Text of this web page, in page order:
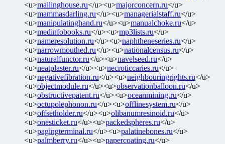
<u>mailinghouse.ru</u><u>majorconcern.ru</u>
<u>mammasdarling.ru</u><u>managerialstaff.ru</u>
<u>manipulatinghand.ru</u><u>manualchoke.ru</u>
<u>medinfobooks.ru</u><u>mp3lists.ru</u>
<u>nameresolution.ru</u><u>naphtheneseries.ru</u>
<u>narrowmouthed.ru</u><u>nationalcensus.ru</u>
<u>naturalfunctor.ru</u><u>navelseed.ru</u>
<u>neatplaster.ru</u><u>necroticcaries.ru</u>
<u>negativefibration.ru</u><u>neighbouringrights.ru</u>
<u>objectmodule.ru</u><u>observationballoon.ru</u>
<u>obstructivepatent.ru</u><u>oceanmining.ru</u>
<u>octupolephonon.ru</u><u>offlinesystem.ru</u>
<u>offsetholder.ru</u><u>olibanumresinoid.ru</u>
<u>onesticket.ru</u><u>packedspheres.ru</u>
<u>pagingterminal.ru</u><u>palatinebones.ru</u>
<u>palmberry.ru</u><u>papercoating.ru</u>